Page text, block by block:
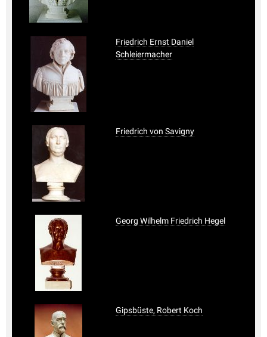
Friedrich Ernst Daniel
Schleiermacher
Friedrich von Savigny
Georg Wilhelm Friedrich Hegel
Gipsbüste, Robert Koch